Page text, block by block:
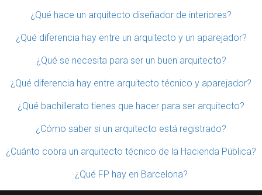
¿Qué hace un arquitecto diseñador de interiores?
¿Qué diferencia hay entre un arquitecto y un aparejador?
¿Qué se necesita para ser un buen arquitecto?
¿Qué diferencia hay entre arquitecto técnico y aparejador?
¿Qué bachillerato tienes que hacer para ser arquitecto?
¿Cómo saber si un arquitecto está registrado?
¿Cuánto cobra un arquitecto técnico de la Hacienda Pública?
¿Qué FP hay en Barcelona?